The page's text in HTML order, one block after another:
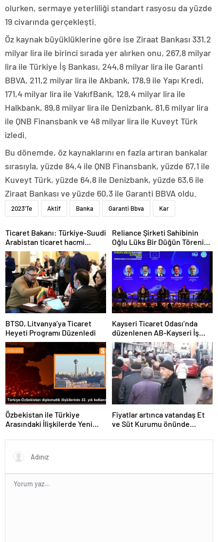
olurken, sermaye yeterliliği standart rasyosu da yüzde
19 civarında gerçekleşti.
Öz kaynak büyüklüklerine göre ise Ziraat Bankası 331,2
milyar lira ile birinci sırada yer alırken onu, 267,8 milyar
lira ile Türkiye İş Bankası, 244,8 milyar lira ile Garanti
BBVA, 211,2 milyar lira ile Akbank, 178,9 ile Yapı Kredi,
171,4 milyar lira ile VakıfBank, 128,4 milyar lira ile
Halkbank, 89,8 milyar lira ile Denizbank, 81,6 milyar lira
ile QNB Finansbank ve 48 milyar lira ile Kuveyt Türk
izledi.
Bu dönemde, öz kaynaklarını en fazla artıran bankalar
sırasıyla, yüzde 84,4 ile QNB Finansbank, yüzde 67,1 ile
Kuveyt Türk, yüzde 64,8 ile Denizbank, yüzde 63,6 ile
Ziraat Bankası ve yüzde 60,3 ile Garanti BBVA oldu.
2023'Te Aktif Banka Garanti Bbva Kar
Ticaret Bakanı: Türkiye-Suudi
Arabistan ticaret hacmi
artacak
Reliance Şirketi Sahibinin
Oğlu Lüks Bir Düğün Töreni
Düzenledi
BTSO, Litvanya’ya Ticaret
Heyeti Programı Düzenledi
Kayseri Ticaret Odası’nda
düzenlenen AB-Kayseri İş
Forumu’nda yeşil dönüşüm
ve dijitalleşme vurgusu
yapıldı
Özbekistan ile Türkiye
Arasındaki İlişkilerde Yeni
Fiyatlar artınca vatandaş Et
ve Süt Kurumu önünde